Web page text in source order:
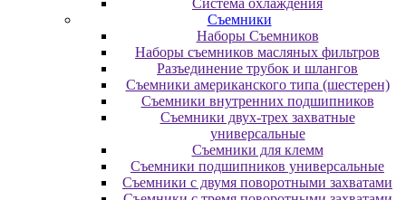
Система охлаждения
Съемники
Наборы Съемников
Наборы съемников масляных фильтров
Разъединение трубок и шлангов
Съемники американского типа (шестерен)
Съемники внутренних подшипников
Съемники двух-трех захватные
универсальные
Съемники для клемм
Съемники подшипников универсальные
Съемники с двумя поворотными захватами